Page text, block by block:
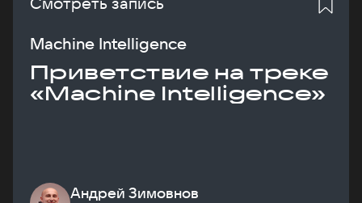
Machine Intelligence
Приветствие на треке
«Machine Intelligence»
Андрей Зимовнов